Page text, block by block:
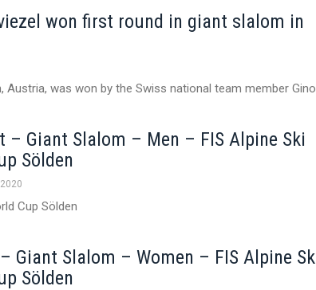
won first round in giant slalom in
was won by the Swiss national team member
– Giant Slalom – Men – FIS Alpine Ski
Sölden
Cup Sölden
Giant Slalom – Women – FIS Alpine
Sölden